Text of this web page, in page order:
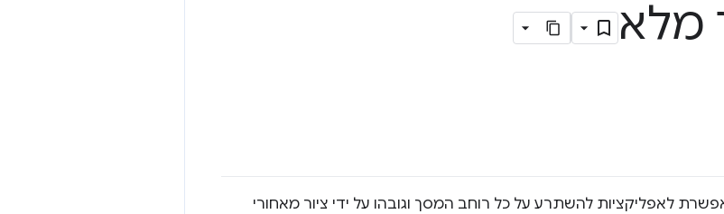
לאפליקציות להשתרע על כל רוחב המסך וגובהו על ידי ציור מאחורי